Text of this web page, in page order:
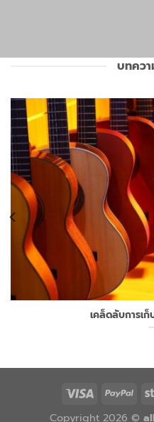
บทควา
เคล็ดลับการเ
Copyright 2026 ©